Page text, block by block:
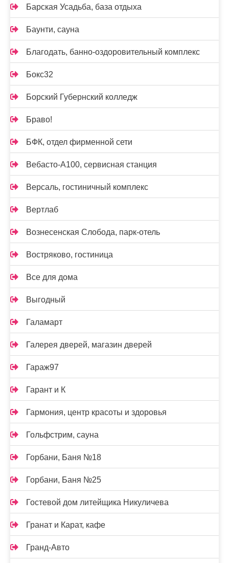
Барская Усадьба, база отдыха
Баунти, сауна
Благодать, банно-оздоровительный комплекс
Бокс32
Борский Губернский колледж
Браво!
БФК, отдел фирменной сети
Вебасто-А100, сервисная станция
Версаль, гостиничный комплекс
Вертлаб
Вознесенская Слобода, парк-отель
Востряково, гостиница
Все для дома
Выгодный
Галамарт
Галерея дверей, магазин дверей
Гараж97
Гарант и К
Гармония, центр красоты и здоровья
Гольфстрим, сауна
Горбани, Баня №18
Горбани, Баня №25
Гостевой дом литейщика Никуличева
Гранат и Карат, кафе
Гранд-Авто